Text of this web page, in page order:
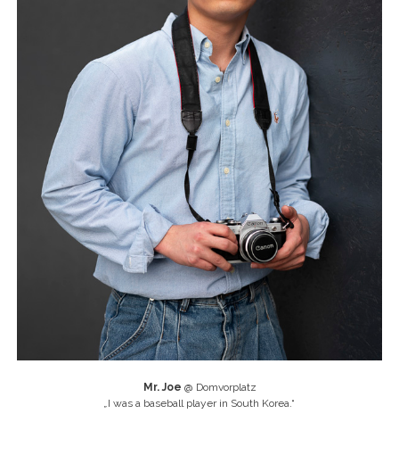
Mr. Joe @ Domvorplatz
I was a baseball player in South Korea.“